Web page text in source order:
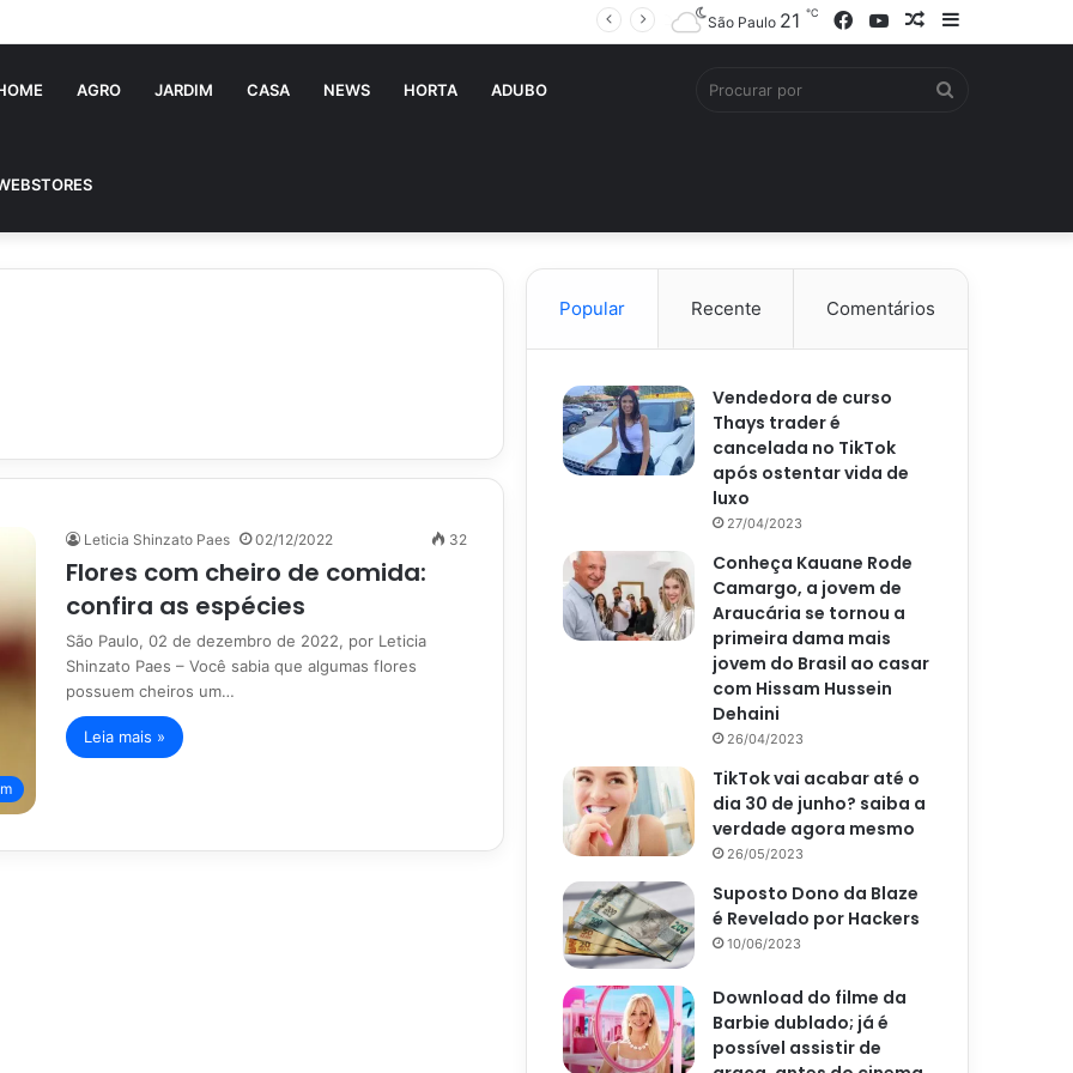
Barra
Artigo
YouTube
Facebook
São Paulo 21 ℃
AGRO JARDIM CASA NEWS HORTA ADUBO
Leticia Shinzato Paes 02/12/2022 32
Flores com cheiro de comida:
confira as espécies
São Paulo, 02 de dezembro de 2022, por Leticia
Shinzato Paes – Você sabia que algumas flores
possuem cheiros um…
Leia mais »
Popular Recente Comentários
Vendedora de curso
Thays trader é
cancelada no TikTok
após ostentar vida de
luxo
27/04/2023
Conheça Kauane Rode
Camargo, a jovem de
Araucária se tornou a
primeira dama mais
jovem do Brasil ao casar
com Hissam Hussein
Dehaini
26/04/2023
TikTok vai acabar até o
dia 30 de junho? saiba a
verdade agora mesmo
26/05/2023
Suposto Dono da Blaze
é Revelado por Hackers
10/06/2023
Download do filme da
Barbie dublado; já é
possível assistir de